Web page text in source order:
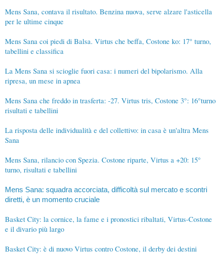
Mens Sana, contava il risultato. Benzina nuova, serve alzare l'asticella
per le ultime cinque
Mens Sana coi piedi di Balsa. Virtus che beffa, Costone ko: 17° turno,
tabellini e classifica
La Mens Sana si scioglie fuori casa: i numeri del bipolarismo. Alla
ripresa, un mese in apnea
Mens Sana che freddo in trasferta: -27. Virtus tris, Costone 3°: 16°turno
risultati e tabellini
La risposta delle individualità e del collettivo: in casa è un'altra Mens
Sana
Mens Sana, rilancio con Spezia. Costone riparte, Virtus a +20: 15°
turno, risultati e tabellini
Mens Sana: squadra accorciata, difficoltà sul mercato e scontri
diretti, è un momento cruciale
Basket City: la cornice, la fame e i pronostici ribaltati, Virtus-Costone
e il divario più largo
Basket City: è di nuovo Virtus contro Costone, il derby dei destini